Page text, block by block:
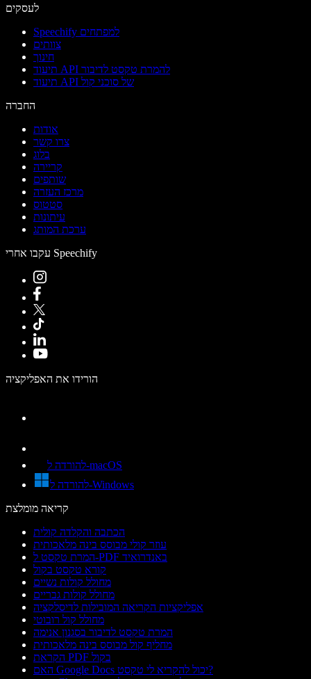
לעסקים
Speechify למפתחים
צוותים
חינוך
תיעוד API להמרת טקסט לדיבור
תיעוד API של סוכני קול
החברה
אודות
צרו קשר
בלוג
קריירה
שותפים
מרכז העזרה
סטטוס
עיתונות
ערכת המותג
עקבו אחרי Speechify
הורידו את האפליקציה
להורדה ל-macOS
להורדה ל-Windows
קריאה מומלצת
הכתבה והקלדה קולית
עוזר קולי מבוסס בינה מלאכותית
המרת טקסט ל-PDF באנדרואיד
קורא טקסט בקול
מחולל קולות נשיים
מחולל קולות גבריים
אפליקציות הקריאה המובילות לדיסלקציה
מחולל קול רובוטי
המרת טקסט לדיבור בסגנון אנימה
מחליף קול מבוסס בינה מלאכותית
הקראת PDF בקול
האם Google Docs יכול להקריא לי טקסט?